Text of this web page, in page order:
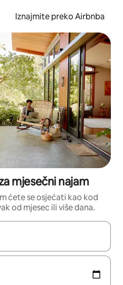
Iznajmite preko Airbnba
mjesečni najam
ćete se osjećati kao kod
od mjesec ili više dana.
moći ćete ih pregledati